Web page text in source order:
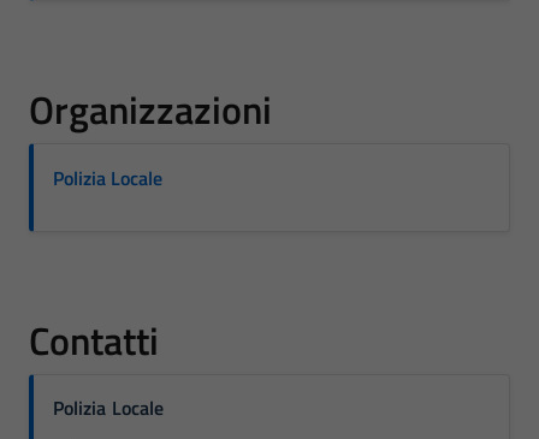
Organizzazioni
Polizia Locale
Contatti
Polizia Locale